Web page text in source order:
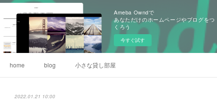
Ameba Owndで
あなただけのホームページやブログをつ
くろう
今すぐ試す
home blog 小さな貸し部屋
2022.01.21 10:00